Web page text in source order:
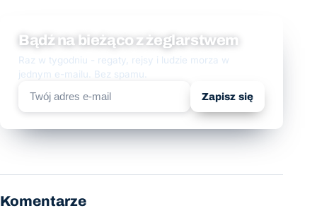
Bądź na bieżąco z żeglarstwem
Raz w tygodniu - regaty, rejsy i ludzie morza w
jednym e-mailu. Bez spamu.
Zapisz się
Komentarze